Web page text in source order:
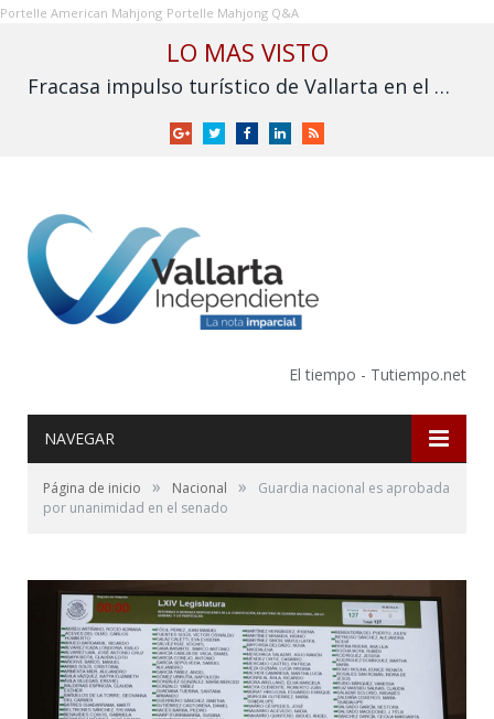
Portelle American Mahjong Portelle Mahjong Q&A
LO MAS VISTO
Fracasa impulso turístico de Vallarta en el Mundial: derrama cae frente a 2025
GoogleTwitterFacebookLinkedInRSS
El tiempo - Tutiempo.net
NAVEGAR
Página de inicio » Nacional »
Guardia nacional es aprobada
por unanimidad en el senado